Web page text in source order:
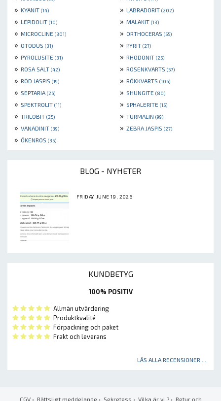
» KYANIT (14) » LABRADORIT (202)
» LEPIDOLIT (10) » MALAKIT (13)
» MICROCLINE (301) » ORTHOCERAS (55)
» OTODUS (31) » PYRIT (27)
» PYROLUSITE (31) » RHODONIT (25)
» ROSA SALT (42) » ROSENKVARTS (57)
» RÖD JASPIS (19) » RÖKKVARTS (106)
» SEPTARIA (26) » SHUNGITE (80)
» SPEKTROLIT (11) » SPHALERITE (15)
» TRILOBIT (25) » TURMALIN (99)
» VANADINIT (39) » ZEBRA JASPIS (27)
» ÖKENROS (35)
BLOG - NYHETER
FRIDAY, JUNE 19, 2026
KUNDBETYG
100% POSITIV
Allmän utvärdering
Produktkvalité
Förpackning och paket
Frakt och leverans
LÄS ALLA RECENSIONER ...
CGV• Rättsligt meddelande • Sekretess • Vilka är vi ?• Retur och